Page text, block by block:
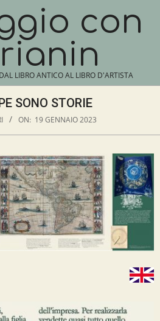
con
LIBRO ANTICO AL LIBRO D'ARTISTA
SONO STORIE
ON: 19 GENNAIO 2023